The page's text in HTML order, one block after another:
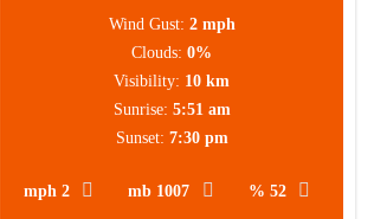
52 %
1007 mb
2 mph
Wind Gust: 2 mph
Clouds: 0%
Visibility: 10 km
Sunrise: 5:51 am
Sunset: 7:30 pm